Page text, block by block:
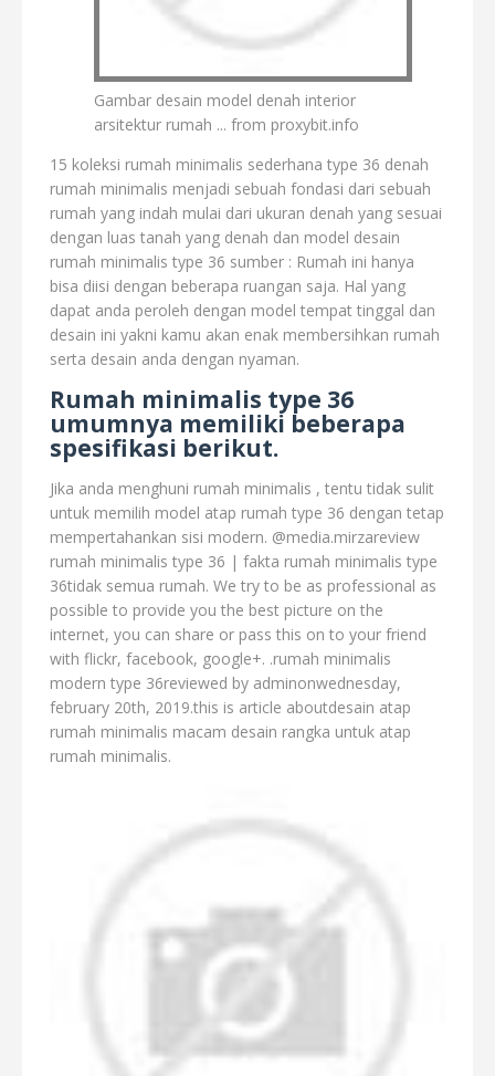
Gambar desain model denah interior
arsitektur rumah ... from proxybit.info
15 koleksi rumah minimalis sederhana type 36 denah
rumah minimalis menjadi sebuah fondasi dari sebuah
rumah yang indah mulai dari ukuran denah yang sesuai
dengan luas tanah yang denah dan model desain
rumah minimalis type 36 sumber : Rumah ini hanya
bisa diisi dengan beberapa ruangan saja. Hal yang
dapat anda peroleh dengan model tempat tinggal dan
desain ini yakni kamu akan enak membersihkan rumah
serta desain anda dengan nyaman.
Rumah minimalis type 36
umumnya memiliki beberapa
spesifikasi berikut.
Jika anda menghuni rumah minimalis , tentu tidak sulit
untuk memilih model atap rumah type 36 dengan tetap
mempertahankan sisi modern. @media.mirzareview
rumah minimalis type 36 | fakta rumah minimalis type
36tidak semua rumah. We try to be as professional as
possible to provide you the best picture on the
internet, you can share or pass this on to your friend
with flickr, facebook, google+. .rumah minimalis
modern type 36reviewed by adminonwednesday,
february 20th, 2019.this is article aboutdesain atap
rumah minimalis macam desain rangka untuk atap
rumah minimalis.